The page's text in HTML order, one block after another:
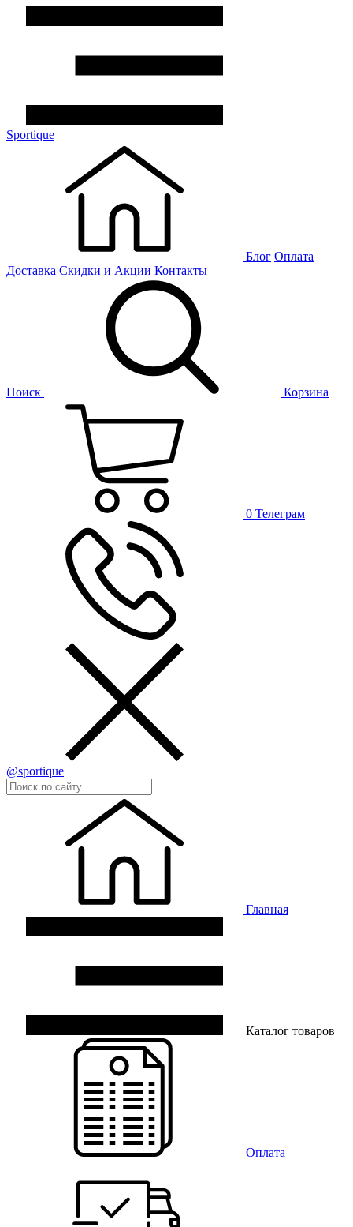
Sportique
Блог Оплата
Доставка Скидки и Акции Контакты
Поиск Корзина
0 Телеграм
@sportique
Главная
Каталог товаров
Оплата